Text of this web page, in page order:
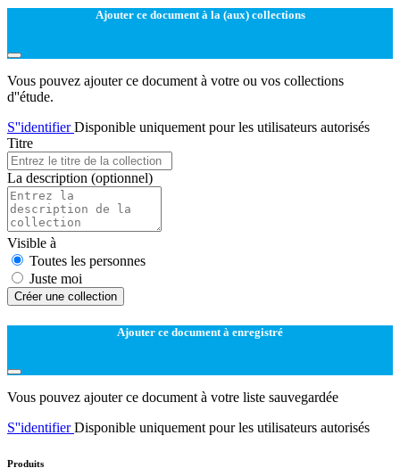
Ajouter ce document à la (aux) collections
Vous pouvez ajouter ce document à votre ou vos collections
d''étude.
S''identifierDisponible uniquement pour les utilisateurs autorisés
Titre
La description (optionnel)
Visible à
Toutes les personnes
Juste moi
Créer une collection
Ajouter ce document à enregistré
Vous pouvez ajouter ce document à votre liste sauvegardée
S''identifierDisponible uniquement pour les utilisateurs autorisés
Produits